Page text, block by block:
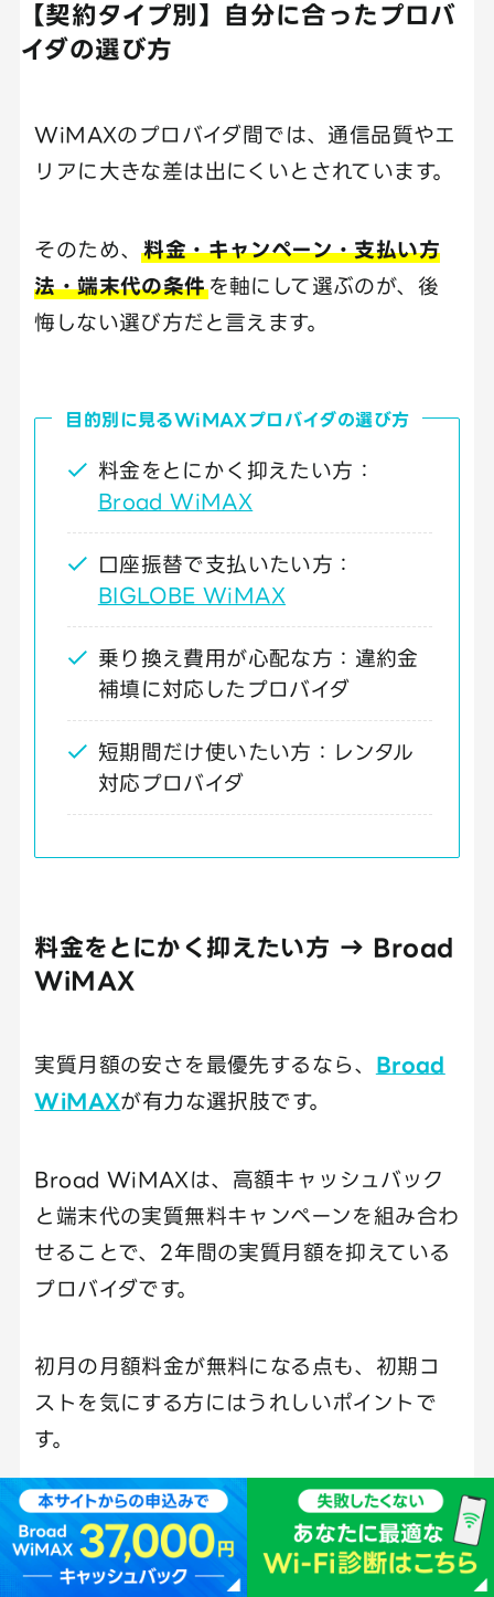
【契約タイプ別】自分に合ったプロバ
イダの選び方
WiMAXのプロバイダ間では、通信品質やエ
リアに大きな差は出にくいとされています。
そのため、料金・キャンペーン・支払い方
法・端末代の条件を軸にして選ぶのが、後
悔しない選び方だと言えます。
目的別に見るWiMAXプロバイダの選び方
料金をとにかく抑えたい方：
Broad WiMAX
口座振替で支払いたい方：
BIGLOBE WiMAX
乗り換え費用が心配な方：違約金
補填に対応したプロバイダ
短期間だけ使いたい方：レンタル
対応プロバイダ
料金をとにかく抑えたい方 → Broad
WiMAX
実質月額の安さを最優先するなら、 Broad
WiMAXが有力な選択肢です。
Broad WiMAXは、高額キャッシュバック
と端末代の実質無料キャンペーンを組み合わ
せることで、2年間の実質月額を抑えている
プロバイダです。
初月の月額料金が無料になる点も、初期コ
ストを気にする方にはうれしいポイントで
す。
Broad WiMAXがおすすめな人